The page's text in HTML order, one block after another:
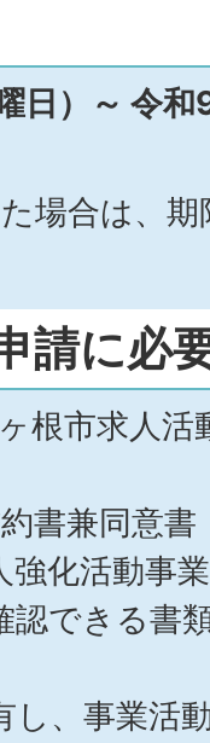
日）～ 令
た場合は、
請に必
ヶ根市求人
書兼同意書
強化活動事
認できる書
し、事業活